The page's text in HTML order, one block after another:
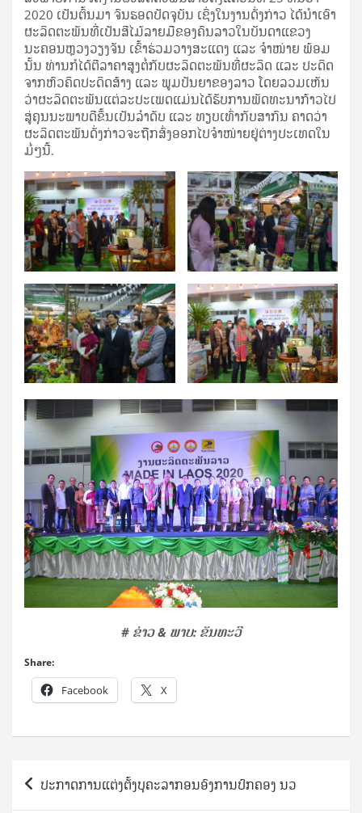
2020 ເປັນຕົ້ນມາ ຈົນຮອດປັດຈຸບັນ ເຊິ່ງໃນງານດັ່ງກ່າວ ໄດ້ນໍາເອົາ
ຜະລິດຕະພັນທີ່ເປັນສີໄມ້ລາຍມືຂອງຄົນລາວໃນບັນດາແຂວງ
ນະຄອນຫຼວງວຽງຈັນ ເຂົ້າຮ່ວມວາງສະແດງ ແລະ ຈໍາໜ່າຍ ພ້ອມ
ນັ້ນ ທ່ານກໍໄດ້ຕີລາຄາສູງຕໍ່ກັບຜະລິດຕະພັນທີ່ຜະລິດ ແລະ ປະດິດ
ຈາກຫົວຄິດປະດິດສ້າງ ແລະ ພູມປັນຍາຂອງລາວ ໂດຍລວມເຫັນ
ວ່າຜະລິດຕະພັນແຕ່ລະປະເພດແມ່ນໄດ້ຮັບການພັດທະນາກ້າວໄປ
ສູ່ຄຸນນະພາບດີຂຶ້ນເປັນລໍາດັບ ແລະ ທຽບເທົ່າກັບສາກົນ ຄາດວ່າ
ຜະລິດຕະພັນດັ່ງກ່າວຈະຖືກສົ່ງອອກໄປຈໍາໜ່າຍຢູ່ຕ່າງປະເທດໃນ
ມໍ່ໆນີ້.
# ຂ່າວ & ພາບ: ຂັນທະວີ
Share:
Facebook X
Post
navigation
ປະກາດການແຕ່ງຕັ້ງບຸຄະລາກອນອົງການປົກຄອງ ນວ